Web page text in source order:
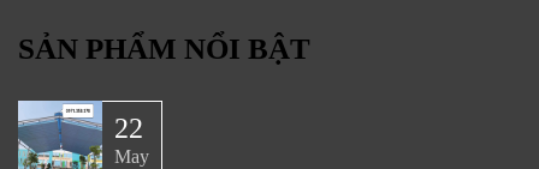
SẢN PHẨM NỔI BẬT
22
May